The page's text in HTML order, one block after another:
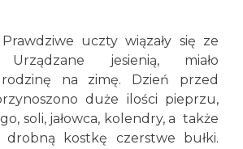
uczty wiązały się ze
Urządzane jesienią, miało
rodzinę na zimę. Dzień przed
duże ilości pieprzu,
soli, jałowca, kolendry, a także
kostkę czerstwe bułki.